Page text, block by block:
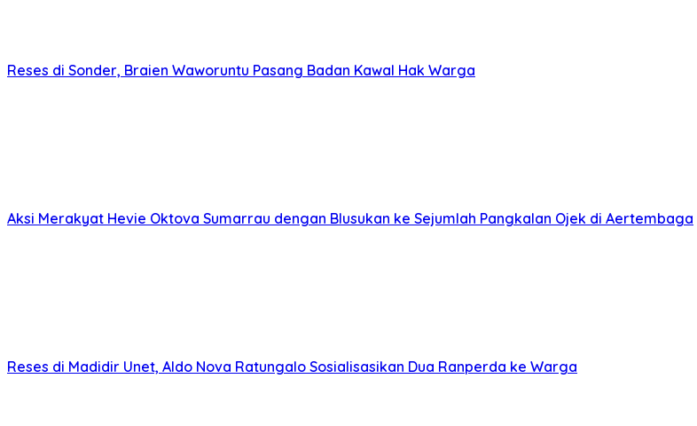
Reses di Sonder, Braien Waworuntu Pasang Badan Kawal Hak Warga
Aksi Merakyat Hevie Oktova Sumarrau dengan Blusukan ke Sejumlah Pangkalan Ojek di Aertembaga
Reses di Madidir Unet, Aldo Nova Ratungalo Sosialisasikan Dua Ranperda ke Warga